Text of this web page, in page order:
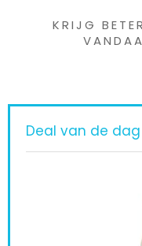
KRIJG
Deal van de dag